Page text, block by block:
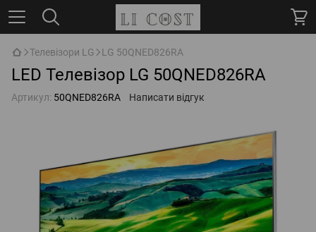
Телевізори LG LG 50QNED826RA
LED Телевізор LG 50QNED826RA
Артикул: 50QNED826RA Написати відгук